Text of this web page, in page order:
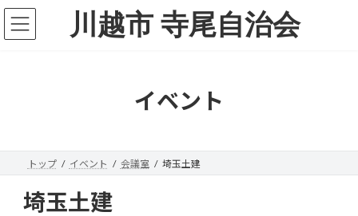
コ
テ
プ
ナ
ゲ
動
川越市 寺尾自治会
イベント
トップ イベント 会議室 埼玉土建
埼玉土建